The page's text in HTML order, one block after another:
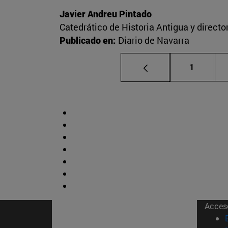
Javier Andreu Pintado
Catedrático de Historia Antigua y
Publicado en: Diario de Navarra
Página
1